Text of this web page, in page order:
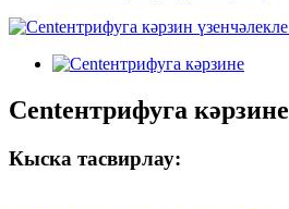
Centентрифуга кәрзине
Кыска тасвирлау: